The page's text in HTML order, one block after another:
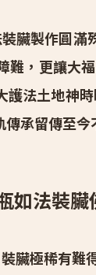
臟製作圓
難，更讓大
護法土地神
承留傳至今
如法裝
臟極稀有